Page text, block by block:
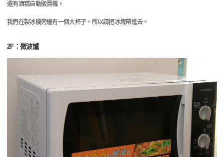
還有酒精自動販賣機。
我們在製冰機旁邊有一個大杯子，所以請把冰塊帶進去。
2F：微波爐